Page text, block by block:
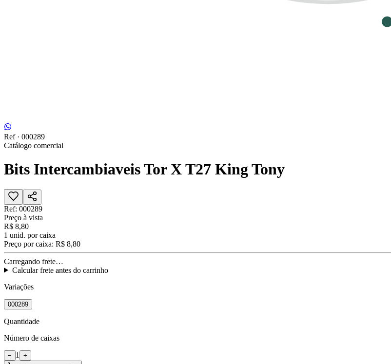
Ref · 000289
Catálogo comercial
Bits Intercambiaveis Tor X T27 King Tony
Ref: 000289
Preço à vista
R$ 8,80
1 unid. por caixa
Preço por caixa: R$ 8,80
Carregando frete…
Calcular frete antes do carrinho
Variações
000289
Quantidade
Número de caixas
− 1
+